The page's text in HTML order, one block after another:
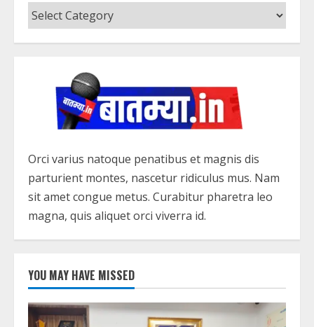
Categories
Orci varius natoque penatibus et magnis dis
parturient montes, nascetur ridiculus mus. Nam
sit amet congue metus. Curabitur pharetra leo
magna, quis aliquet orci viverra id.
YOU MAY HAVE MISSED